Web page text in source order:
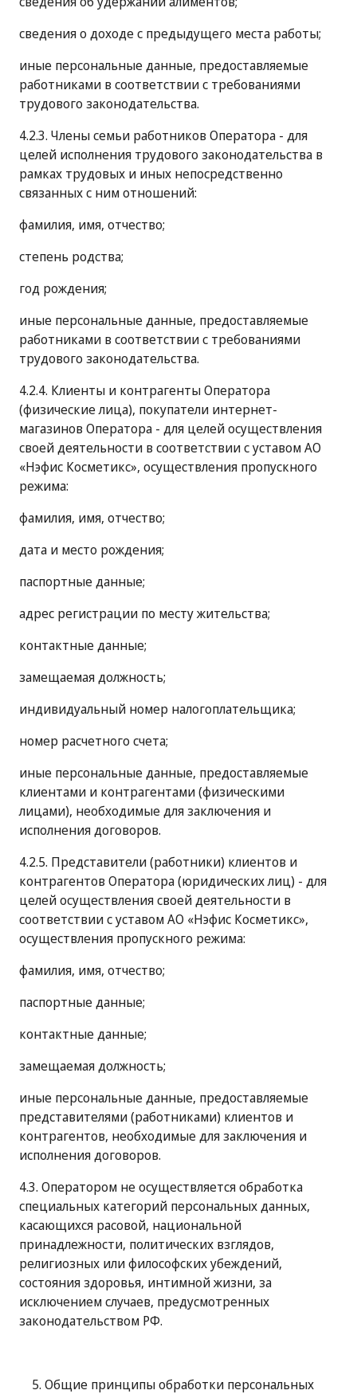
сведения о доходе с предыдущего места работы;
иные персональные данные, предоставляемые
работниками в соответствии с требованиями
трудового законодательства.
4.2.3. Члены семьи работников Оператора - для
целей исполнения трудового законодательства в
рамках трудовых и иных непосредственно
связанных с ним отношений:
фамилия, имя, отчество;
степень родства;
год рождения;
иные персональные данные, предоставляемые
работниками в соответствии с требованиями
трудового законодательства.
4.2.4. Клиенты и контрагенты Оператора
(физические лица), покупатели интернет-
магазинов Оператора - для целей осуществления
своей деятельности в соответствии с уставом АО
«Нэфис Косметикс», осуществления пропускного
режима:
фамилия, имя, отчество;
дата и место рождения;
паспортные данные;
адрес регистрации по месту жительства;
контактные данные;
замещаемая должность;
индивидуальный номер налогоплательщика;
номер расчетного счета;
иные персональные данные, предоставляемые
клиентами и контрагентами (физическими
лицами), необходимые для заключения и
исполнения договоров.
4.2.5. Представители (работники) клиентов и
контрагентов Оператора (юридических лиц) - для
целей осуществления своей деятельности в
соответствии с уставом АО «Нэфис Косметикс»,
осуществления пропускного режима:
фамилия, имя, отчество;
паспортные данные;
контактные данные;
замещаемая должность;
иные персональные данные, предоставляемые
представителями (работниками) клиентов и
контрагентов, необходимые для заключения и
исполнения договоров.
4.3. Оператором не осуществляется обработка
специальных категорий персональных данных,
касающихся расовой, национальной
принадлежности, политических взглядов,
религиозных или философских убеждений,
состояния здоровья, интимной жизни, за
исключением случаев, предусмотренных
законодательством РФ.
5. Общие принципы обработки персональных